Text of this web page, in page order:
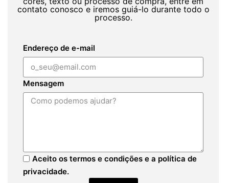
contato conosco e iremos guiá-lo durante todo o
processo.
Endereço de e-mail
Mensagem
Aceito os termos e condições e a política de
privacidade.